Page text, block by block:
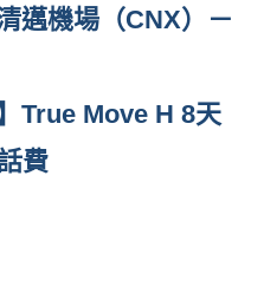
邁機場（CNX）－
True Move H 8天
費